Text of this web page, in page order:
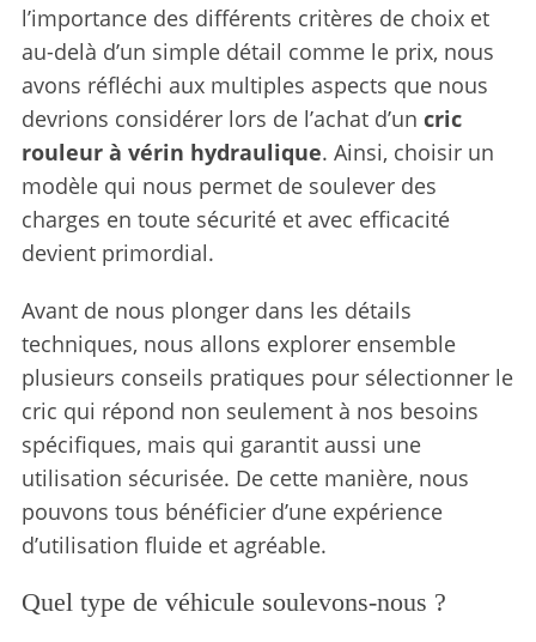
l’importance des différents critères de choix et
au-delà d’un simple détail comme le prix, nous
avons réfléchi aux multiples aspects que nous
devrions considérer lors de l’achat d’un cric
rouleur à vérin hydraulique. Ainsi, choisir un
modèle qui nous permet de soulever des
charges en toute sécurité et avec efficacité
devient primordial.
Avant de nous plonger dans les détails
techniques, nous allons explorer ensemble
plusieurs conseils pratiques pour sélectionner le
cric qui répond non seulement à nos besoins
spécifiques, mais qui garantit aussi une
utilisation sécurisée. De cette manière, nous
pouvons tous bénéficier d’une expérience
d’utilisation fluide et agréable.
Quel type de véhicule soulevons-nous ?